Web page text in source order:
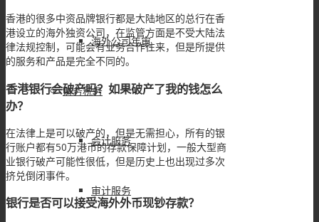
海外公司年审
财务税务
会计服务
审计服务
香港的很多中资品牌银行都是大陆地区的总行在香
港设立的海外独资公司，在监管方面是不受大陆法
律法规控制，可能会有业务合作往来，但是所提供
的服务和产品是完全不同的。
香港银行会破产吗？如果破产了我的钱怎么
办？
在法律上是可以破产的，但是无需担心，所有的银
行账户都有50万港币的存款保障计划，一般大型商
业银行破产可能性很低，但是历史上也出现过多次
挤兑倒闭事件。
银行是否可以接受海外外币现钞存款？